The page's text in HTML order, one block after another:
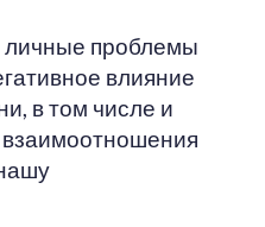
проблемы
влияние
в том числе и